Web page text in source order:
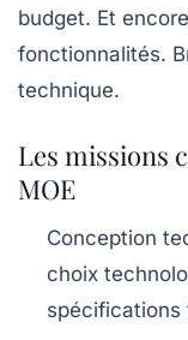
budget. Et
fonctionnalités.
technique.
Les missions
MOE
Conception
choix
spécifications